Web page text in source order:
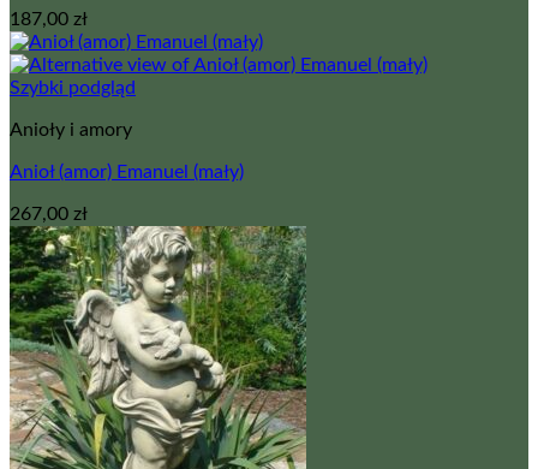
187,00 zł
Szybki podgląd
Anioły i amory
Anioł (amor) Emanuel (mały)
267,00 zł